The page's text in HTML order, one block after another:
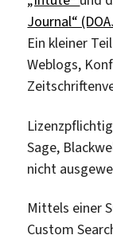
Journal“
Ein kleiner
Weblogs,
Sage,
nicht
Mittels einer
Custom